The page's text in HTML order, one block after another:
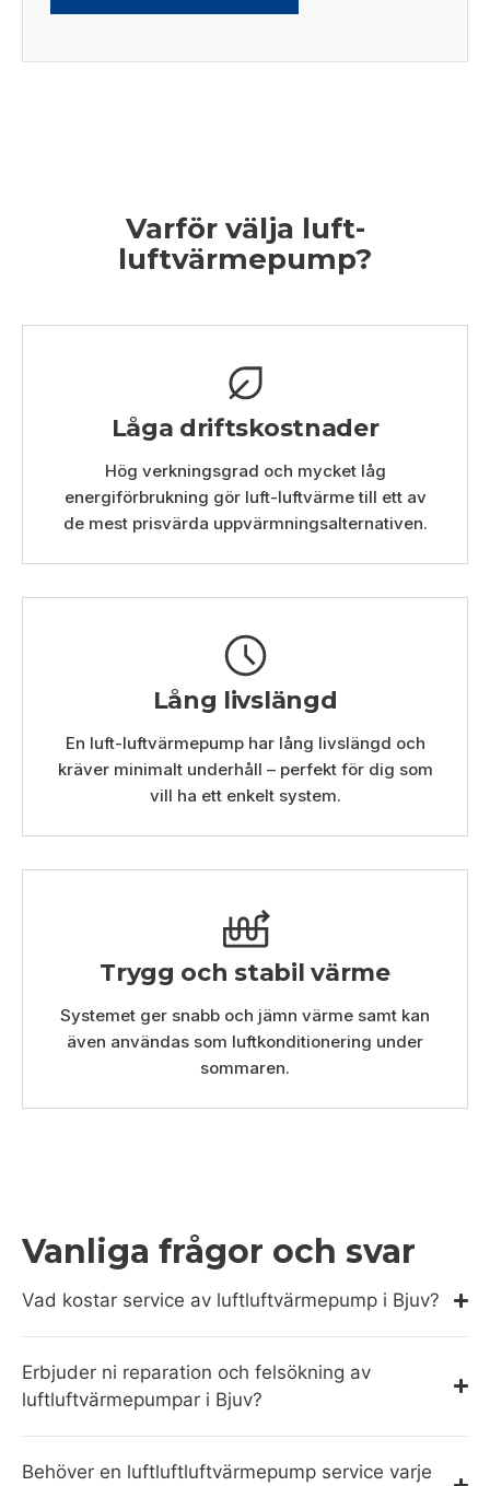
Varför välja luft-
luftvärmepump?
Låga driftskostnader
Hög verkningsgrad och mycket låg
energiförbrukning gör luft-luftvärme till ett av
de mest prisvärda uppvärmningsalternativen.
Lång livslängd
En luft-luftvärmepump har lång livslängd och
kräver minimalt underhåll – perfekt för dig som
vill ha ett enkelt system.
Trygg och stabil värme
Systemet ger snabb och jämn värme samt kan
även användas som luftkonditionering under
sommaren.
Vanliga frågor och svar
Vad kostar service av luftluftvärmepump i Bjuv?
Erbjuder ni reparation och felsökning av
luftluftvärmepumpar i Bjuv?
Behöver en luftluftluftvärmepump service varje